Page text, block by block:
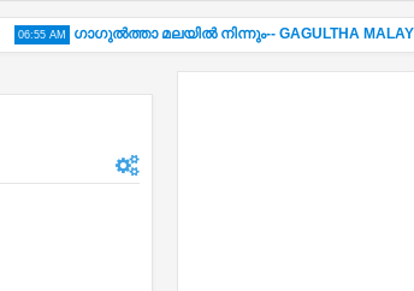
06:55 AM ഗാഗുല്‍ത്താ മലയില്‍ നിന്നും-- GAGULTHA MALAYIL